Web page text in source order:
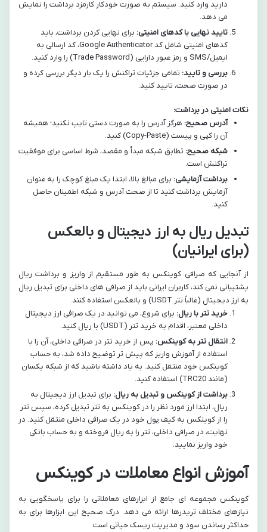
دارید وارد کنید. سیستم به صورت خودکار کارمزد برداشت را نمایش
می دهد.
تایید نهایی با کدهای امنیتی: برای نهایی کردن برداشت، باید
کدهای امنیتی شامل کد Google Authenticator، کد ارسالی به
ایمیل/SMS و رمز عبور دارایی (Trade Password) را وارد کنید.
بررسی و تایید: تمامی جزئیات تراکنش را یک بار دیگر بررسی کرده و
در صورت صحت، تایید کنید.
نکات امنیتی در برداشت:
آدرس صحیح: هرگز آدرس را به صورت دستی تایپ نکنید؛ همیشه
آن را کپی و پیست (Copy-Paste) کنید.
شبکه صحیح: تطابق شبکه مبدأ و مقصد، شرط اساسی برای موفقیت
تراکنش است.
برداشت آزمایشی: برای مبالغ بالا، ابتدا یک مبلغ کوچک را به عنوان
آزمایش برداشت کنید تا از صحت آدرس و شبکه اطمینان حاصل
کنید.
تبدیل ریال به ارز دیجیتال و بالعکس
(برای ایرانیان)
از آنجایی که صرافی کوینکس به طور مستقیم از واریز و برداشت ریال
پشتیبانی نمی کند، کاربران ایرانی باید از صرافی های داخلی برای تبدیل ریال
به ارز دیجیتال (غالباً تتر USDT) و بالعکس استفاده کنند.
خرید تتر با ریال: برای شروع، می توانید در یک صرافی ارز دیجیتال
داخلی معتبر، اقدام به خرید تتر (USDT) با ریال کنید.
انتقال تتر به کوینکس: پس از خرید تتر در صرافی داخلی، آن را با
استفاده از آموزش واریز که پیش تر توضیح داده شد، به حساب
کوینکس خود منتقل کنید. به یاد داشته باشید که از شبکه یکسان
(مانند TRC20) استفاده کنید.
برداشت از کوینکس و تبدیل به ریال: برای تبدیل ارز دیجیتال به
ریال، ابتدا ارز مورد نظر را در کوینکس به تتر تبدیل کرده، سپس تتر
را از کوینکس به کیف پول خود در یک صرافی داخلی منتقل کنید. در
نهایت، در صرافی داخلی، تتر را به ریال فروخته و به حساب بانکی
خود واریز نمایید.
آموزش انواع معاملات در کوینکس
کوینکس مجموعه ای جامع از ابزارهای معاملاتی را برای پاسخگویی به
نیازهای مختلف تریدرها ارائه می دهد. درک صحیح این ابزارها برای به
حداکثر رساندن سود و مدیریت ریسک حیاتی است.